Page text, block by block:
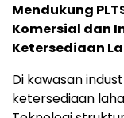
Mendukung
Komersial dan
Ketersediaan
Di kawasan
ketersediaan